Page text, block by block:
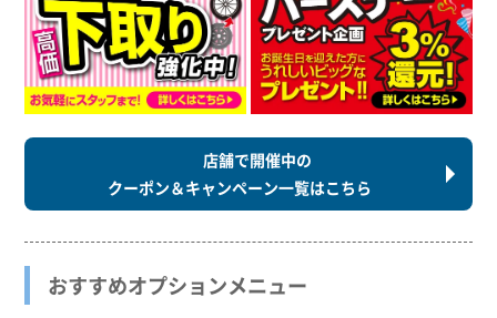
店舗で開催中の
クーポン＆キャンペーン一覧はこちら
おすすめオプションメニュー